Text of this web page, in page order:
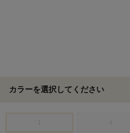
カラーを選択してください